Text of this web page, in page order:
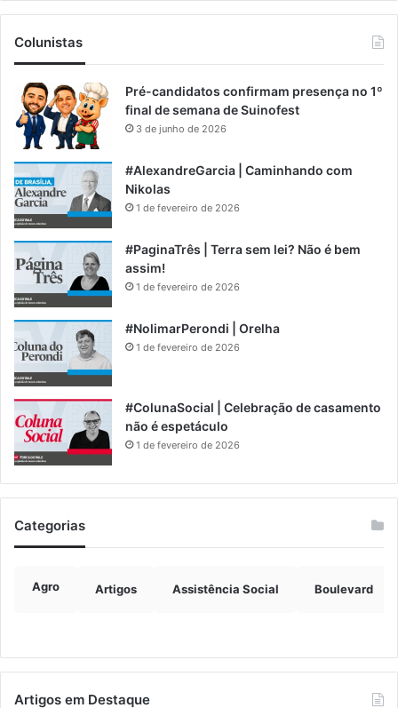
Colunistas
Pré-candidatos confirmam presença no 1º
final de semana de Suinofest
3 de junho de 2026
#AlexandreGarcia | Caminhando com
Nikolas
1 de fevereiro de 2026
#PaginaTrês | Terra sem lei? Não é bem
assim!
1 de fevereiro de 2026
#NolimarPerondi | Orelha
1 de fevereiro de 2026
#ColunaSocial | Celebração de casamento
não é espetáculo
1 de fevereiro de 2026
Categorias
Agro Artigos Assistência Social Boulevard
Artigos em Destaque